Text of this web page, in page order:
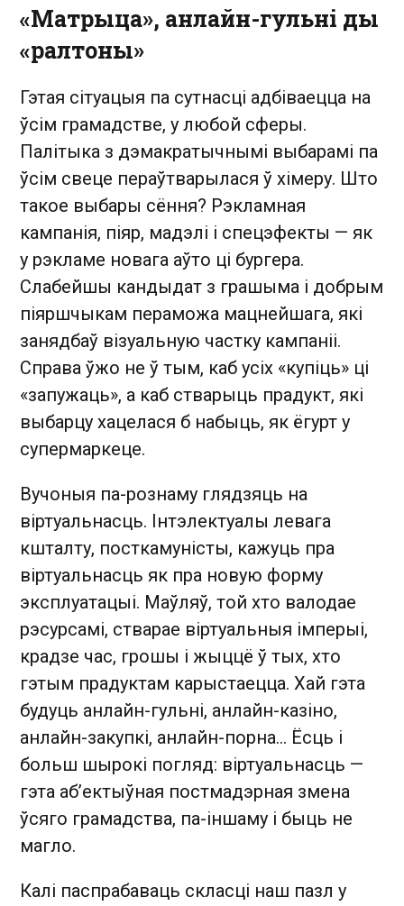
«Матрыца», анлайн-гульні ды
«ралтоны»
Гэтая сітуацыя па сутнасці адбіваецца на
ўсім грамадстве, у любой сферы.
Палітыка з дэмакратычнымі выбарамі па
ўсім свеце пераўтварылася ў хімеру. Што
такое выбары сёння? Рэкламная
кампанія, піяр, мадэлі і спецэфекты — як
у рэкламе новага аўто ці бургера.
Слабейшы кандыдат з грашыма і добрым
піяршчыкам пераможа мацнейшага, які
занядбаў візуальную частку кампаніі.
Справа ўжо не ў тым, каб усіх «купіць» ці
«запужаць», а каб стварыць прадукт, які
выбарцу хацелася б набыць, як ёгурт у
супермаркеце.
Вучоныя па-рознаму глядзяць на
віртуальнасць. Інтэлектуалы левага
кшталту, посткамуністы, кажуць пра
віртуальнасць як пра новую форму
эксплуатацыі. Маўляў, той хто валодае
рэсурсамі, стварае віртуальныя імперыі,
крадзе час, грошы і жыццё ў тых, хто
гэтым прадуктам карыстаецца. Хай гэта
будуць анлайн-гульні, анлайн-казіно,
анлайн-закупкі, анлайн-порна… Ёсць і
больш шырокі погляд: віртуальнасць —
гэта аб’ектыўная постмадэрная змена
ўсяго грамадства, па-іншаму і быць не
магло.
Калі паспрабаваць скласці наш пазл у